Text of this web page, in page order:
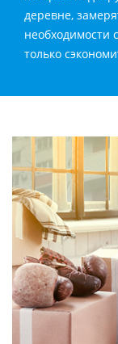
деревне,
необходимости
только